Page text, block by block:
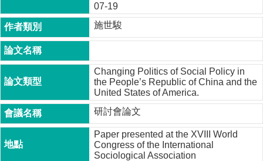
員
博
士
班
碩
士
班
職
07-19
施世駿
Changing Politics of Social Policy in
the People’s Republic of China and the
United States of America.
研討會論文
Paper presented at the XVIII World
Congress of the International
Sociological Association